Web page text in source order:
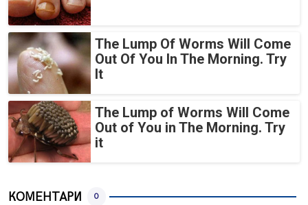
The Lump Of Worms Will Come
Out Of You In The Morning. Try
It
The Lump of Worms Will Come
Out of You in The Morning. Try
it
КОМЕНТАРИ 0